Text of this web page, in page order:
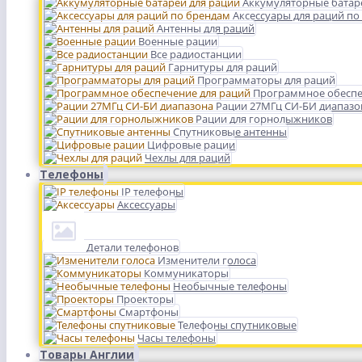
Аксессуары для раций
Антенны для раций
Военные рации
Все радиостанции
Гарнитуры для раций
Программаторы для раций
Программное
Рации 27МГц СИ-БИ
Рации для горнолыжников
Спутниковые антенны
Цифровые рации
Чехлы для раций
Телефоны
IP телефоны
Аксессуары
Детали телефонов
Изменители голоса
Коммуникаторы
Необычные телефоны
Проекторы
Смартфоны
Телефоны спутниковые
Часы телефоны
Товары Англии